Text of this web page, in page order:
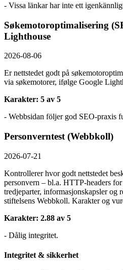
- Vissa länkar har inte ett
Søkemotoroptimalisering
Lighthouse
2026-08-06
Er nettstedet godt på
via søkemotorer, ifølge Google
Karakter: 5 av 5
- Webbsidan följer god SEO-praxis
Personverntest (Webbkoll)
2026-07-21
Kontrollerer hvor godt nettstedet
personvern – bl.a. HTTP-headers
tredjeparter, informasjonskapsler og
stiftelsens Webbkoll. Karakter og
Karakter: 2.88 av 5
- Dålig integritet.
Integritet & sikkerhet